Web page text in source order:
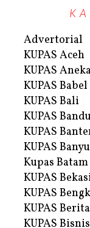
Advertorial
KUPAS Aceh
KUPAS Aneka
KUPAS Babel
KUPAS Bali
KUPAS
KUPAS
KUPAS
Kupas Batam
KUPAS
KUPAS
KUPAS Berita
KUPAS Bisnis